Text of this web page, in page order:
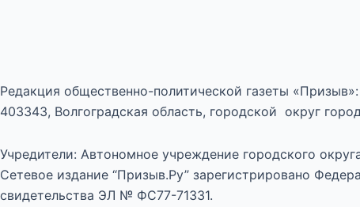
Редакция общественно-политической газеты «Призыв»:
403343, Волгоградская область, городской округ
Учредители: Автономное учреждение городского
Сетевое издание “Призыв.Ру” зарегистрировано
свидетельства ЭЛ № ФС77-71331.